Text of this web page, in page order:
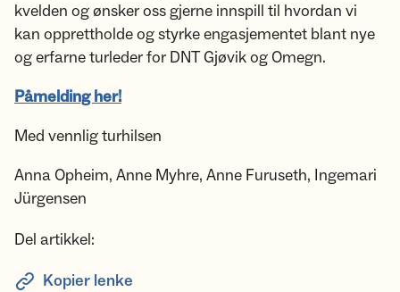
kvelden og ønsker oss gjerne innspill til hvordan vi
kan opprettholde og styrke engasjementet blant nye
og erfarne turleder for DNT Gjøvik og Omegn.
Påmelding her!
Med vennlig turhilsen
Anna Opheim, Anne Myhre, Anne Furuseth, Ingemari
Jürgensen
Del artikkel:
Kopier lenke